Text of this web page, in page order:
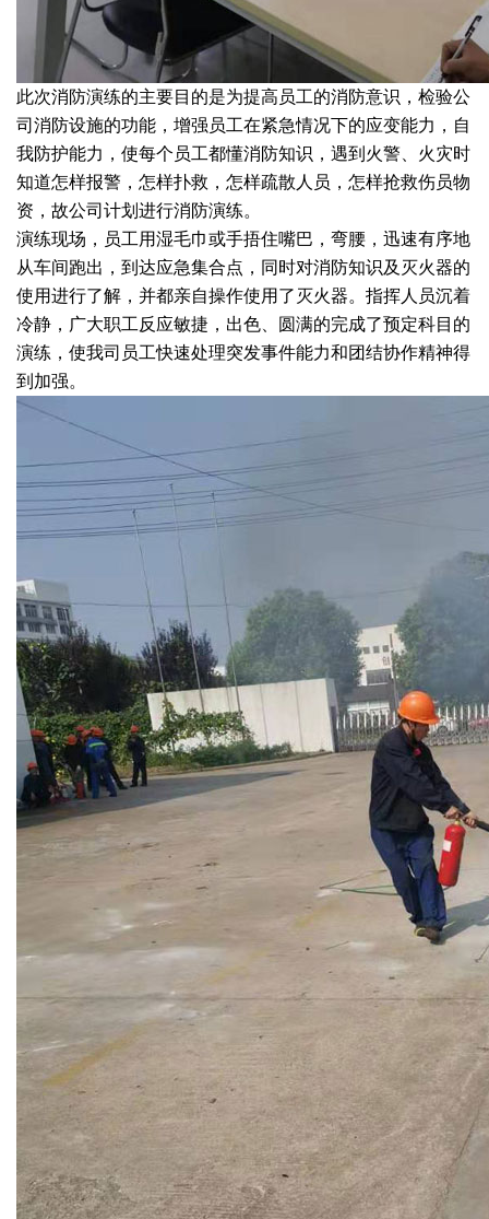
此次消防演练的主要目的是为提高员工的消防意识，检验公
司消防设施的功能，增强员工在紧急情况下的应变能力，自
我防护能力，使每个员工都懂消防知识，遇到火警、火灾时
知道怎样报警，怎样扑救，怎样疏散人员，怎样抢救伤员物
资，故公司计划进行消防演练。
演练现场，员工用湿毛巾或手捂住嘴巴，弯腰，迅速有序地
从车间跑出，到达应急集合点，同时对消防知识及灭火器的
使用进行了解，并都亲自操作使用了灭火器。指挥人员沉着
冷静，广大职工反应敏捷，出色、圆满的完成了预定科目的
演练，使我司员工快速处理突发事件能力和团结协作精神得
到加强。